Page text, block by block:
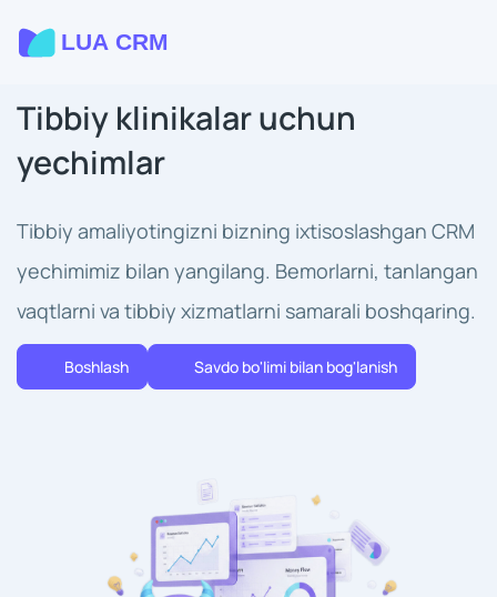
Tibbiy klinikalar uchun
yechimlar
Tibbiy amaliyotingizni bizning ixtisoslashgan CRM
yechimimiz bilan yangilang. Bemorlarni, tanlangan
vaqtlarni va tibbiy xizmatlarni samarali boshqaring.
Boshlash Savdo bo'limi bilan bog'lanish